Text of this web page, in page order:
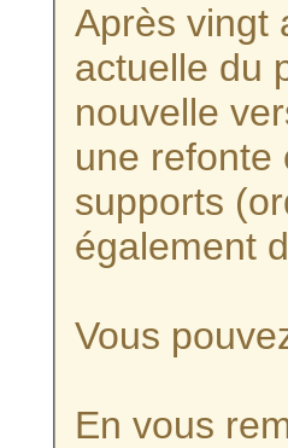
Après vingt
actuelle du
nouvelle
une refonte
supports
également
Vous
En vous